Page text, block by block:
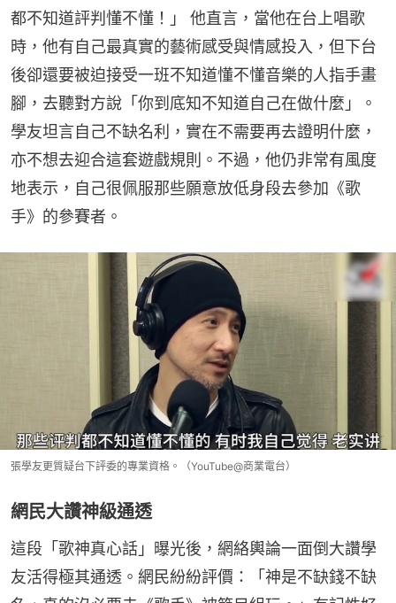
都不知道評判懂不懂！」 他直言，當他在台上唱歌
時，他有自己最真實的藝術感受與情感投入，但下台
後卻還要被迫接受一班不知道懂不懂音樂的人指手畫
腳，去聽對方說「你到底知不知道自己在做什麼」。
學友坦言自己不缺名利，實在不需要再去證明什麼，
亦不想去迎合這套遊戲規則。不過，他仍非常有風度
地表示，自己很佩服那些願意放低身段去參加《歌
手》的參賽者。
張學友更質疑台下評委的專業資格。（YouTube@商業電台）
網民大讚神級通透
這段「歌神真心話」曝光後，網絡輿論一面倒大讚學
友活得極其通透。網民紛紛評價：「神是不缺錢不缺